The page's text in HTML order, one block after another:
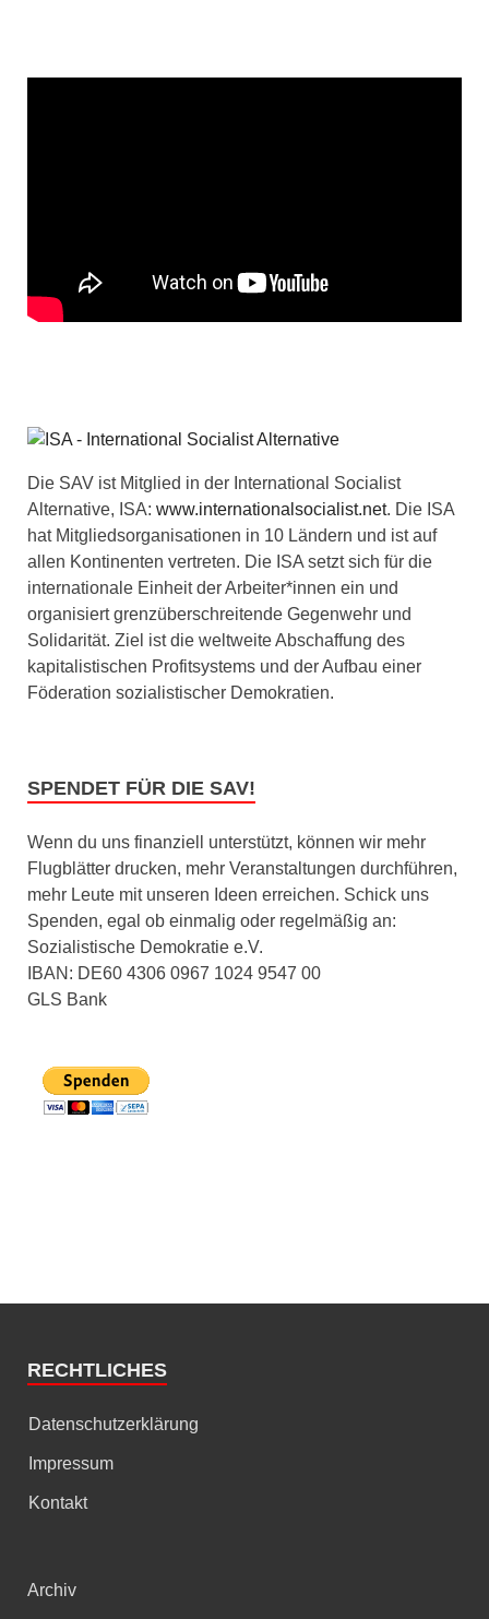
Die SAV ist Mitglied in der International Socialist
Alternative, ISA: www.internationalsocialist.net. Die ISA
hat Mitgliedsorganisationen in 10 Ländern und ist auf
allen Kontinenten vertreten. Die ISA setzt sich für die
internationale Einheit der Arbeiter*innen ein und
organisiert grenzüberschreitende Gegenwehr und
Solidarität. Ziel ist die weltweite Abschaffung des
kapitalistischen Profitsystems und der Aufbau einer
Föderation sozialistischer Demokratien.
SPENDET FÜR DIE SAV!
Wenn du uns finanziell unterstützt, können wir mehr
Flugblätter drucken, mehr Veranstaltungen durchführen,
mehr Leute mit unseren Ideen erreichen. Schick uns
Spenden, egal ob einmalig oder regelmäßig an:
Sozialistische Demokratie e.V.
IBAN: DE60 4306 0967 1024 9547 00
GLS Bank
RECHTLICHES
Datenschutzerklärung
Impressum
Kontakt
Archiv